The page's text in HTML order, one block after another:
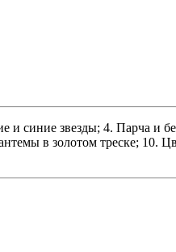
и синие звезды; 4. Парча и
в золотом треске; 10.